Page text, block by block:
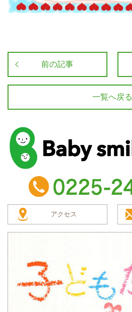
前の記事
一覧へ戻る
baby smile
TEL：0225-24-8304
アクセス